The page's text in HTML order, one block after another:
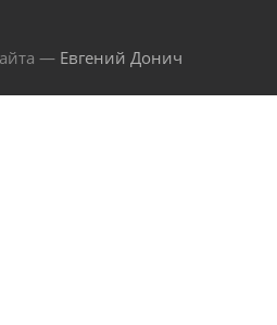
— Евгений Донич